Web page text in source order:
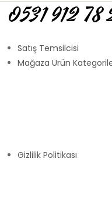
0531 912 78
Satış Temsilcisi
Mağaza Ürün
Gizlilik Politikası